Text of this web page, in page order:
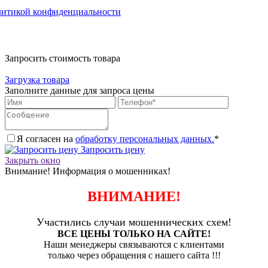
конфиденциальности
Запросить стоимость товара
Загрузка товара
Заполните данные для запроса цены
Я согласен на обработку персональных данных.*
Запросить цену
Закрыть окно
Внимание! Информация о мошенниках!
ВНИМАНИЕ!
Участились случаи мошеннических схем!
ВСЕ ЦЕНЫ ТОЛЬКО НА САЙТЕ!
Наши менеджеры связываются с клиентами
только через обращения с нашего сайта !!!